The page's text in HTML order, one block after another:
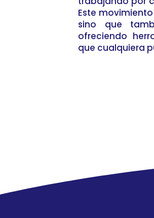
Este
sino que
ofreciendo
que cualquiera